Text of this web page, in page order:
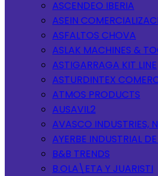
ASCENDEO IBERIA
ASEIN
ASFALTOS CHOVA
ASLAK MACHINES &
ASTIGARRAGA KIT LINE
ASTURDINTEX
ATMOS PRODUCTS
AUSAVIL2
AVASCO INDUSTRIES,
AYERBE INDUSTRIAL
B&B TRENDS
B.OLA\ETA Y JUARISTI